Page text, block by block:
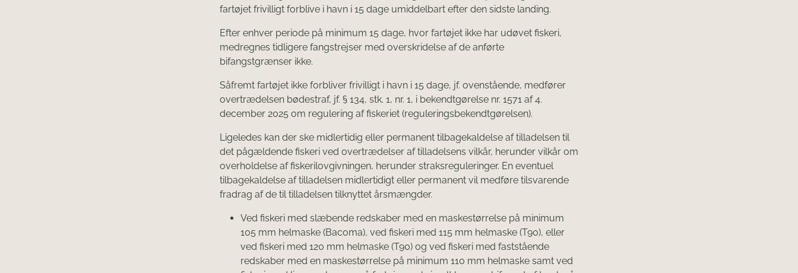
fartøjet frivilligt forblive i havn i 15 dage umiddelbart efter den sidste landing.
Efter enhver periode på minimum 15 dage, hvor fartøjet ikke har udøvet fiskeri,
medregnes tidligere fangstrejser med overskridelse af de anførte
bifangstgrænser ikke.
Såfremt fartøjet ikke forbliver frivilligt i havn i 15 dage, jf. ovenstående, medfører
overtrædelsen bødestraf, jf. § 134, stk. 1, nr. 1, i bekendtgørelse nr. 1571 af 4.
december 2025 om regulering af fiskeriet (reguleringsbekendtgørelsen).
Ligeledes kan der ske midlertidig eller permanent tilbagekaldelse af tilladelsen til
det pågældende fiskeri ved overtrædelser af tilladelsens vilkår, herunder vilkår om
overholdelse af fiskerilovgivningen, herunder straksreguleringer. En eventuel
tilbagekaldelse af tilladelsen midlertidigt eller permanent vil medføre tilsvarende
fradrag af de til tilladelsen tilknyttet årsmængder.
Ved fiskeri med slæbende redskaber med en maskestørrelse på minimum
105 mm helmaske (Bacoma), ved fiskeri med 115 mm helmaske (T90), eller
ved fiskeri med 120 mm helmaske (T90) og ved fiskeri med faststående
redskaber med en maskestørrelse på minimum 110 mm helmaske samt ved